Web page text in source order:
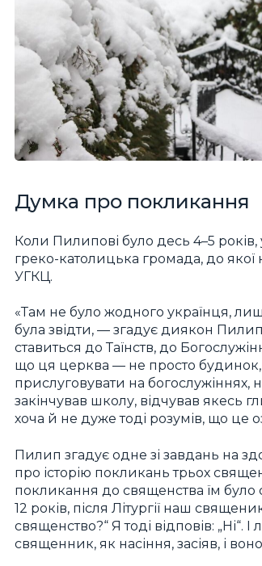
Думка про покликання
Коли Пилипові було десь 4–5
греко-католицька громада, до
УГКЦ.
«Там не було жодного українця,
була звідти, — згадує диякон
ставиться до Таїнств, до
що ця церква — не просто будинок,
прислуговувати на
закінчував школу, відчував якесь
хоча й не дуже тоді розумів, що це
Пилип згадує одне зі завдань на
про історію покликань трьох
покликання до священства їм було
12 років, після Літургії наш
священство?“ Я тоді відповів: „Ні“.
священник, як насіння, засіяв, і